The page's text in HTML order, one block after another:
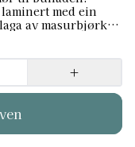
med ein
av masurbjørk,
utsjånad. Svart,
Materiale: Sølv Overflate: Oksidert Legering: 925+